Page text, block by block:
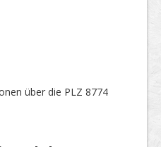
über die PLZ 8774